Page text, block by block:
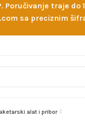
traje
sa preciznim
alat i pribor